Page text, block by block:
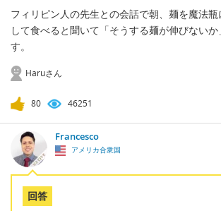
フィリピン人の先生との会話で朝、麺を魔法瓶
して食べると聞いて「そうする麺が伸びない
す。
Haruさん
80 46251
Francesco
アメリカ合衆国
回答